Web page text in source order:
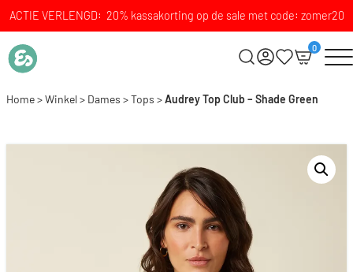
ACTIE VERLENGD: 20% kassakorting op de sale met code: zomer20
0
Home>Winkel> Dames >Tops >Audrey Top Club – Shade Green